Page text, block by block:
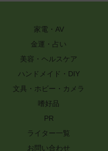
家電・AV
金運・占い
美容・ヘルスケア
ハンドメイド・DIY
文具・ホビー・カメラ
嗜好品
PR
ライター一覧
お問い合わせ